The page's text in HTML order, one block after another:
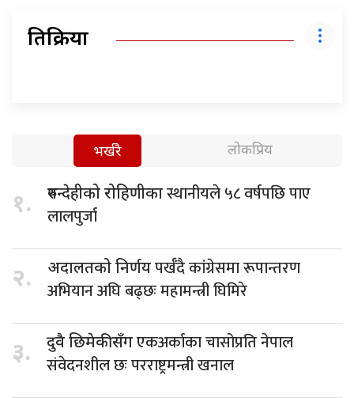
प्रतिक्रिया
भर्खरै लोकप्रिय
१. रुपन्देहीको रोहिणीकास्थानीयले ५८ वर्षपछि पाए
लालपुर्जा
२. अदालतको निर्णयपर्खँदै कांग्रेसमा रूपान्तरण
अभियान अघि बढ्छः महामन्त्री घिमिरे
३. दुवै छिमेकीसँगएकअर्काका चासोप्रति नेपाल
संवेदनशील छः परराष्ट्रमन्त्री खनाल